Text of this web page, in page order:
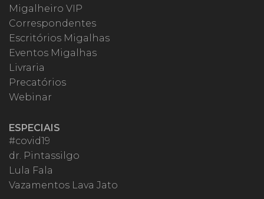
Migalheiro VIP
Correspondentes
Escritórios Migalhas
Eventos Migalhas
Livraria
Precatórios
Webinar
ESPECIAIS
#covid19
dr. Pintassilgo
Lula Fala
Vazamentos Lava Jato